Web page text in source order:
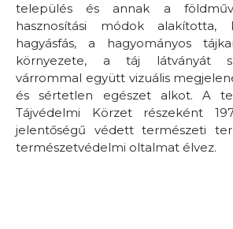
település és annak a
hasznosítási módok alakította,
hagyásfás, a hagyományos
környezete, a táj látványát
várrommal együtt vizuális
és sértetlen egészet alkot. A
Tájvédelmi Körzet részeként
jelentőségű védett természeti
természetvédelmi oltalmat élvez.